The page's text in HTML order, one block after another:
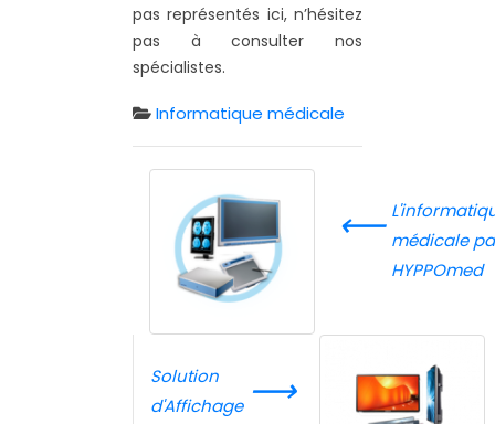
pas représentés ici, n’hésitez
pas à consulter nos
spécialistes.
Informatique médicale
⟵ médicale
HYPPOmed
Solution
d'Affichage ⟶